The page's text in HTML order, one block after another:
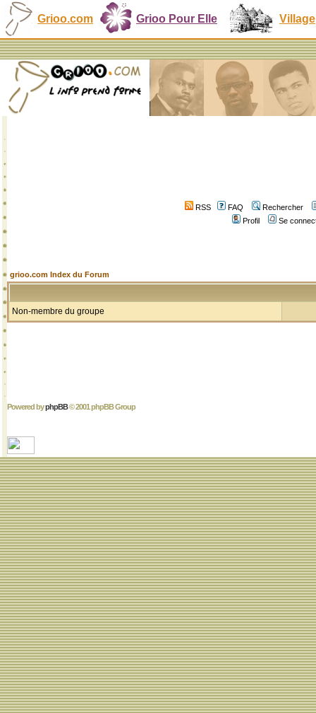
Grioo.com Grioo Pour Elle Village
RSS FAQ
Rechercher
Profil
Se
grioo.com Index du Forum
Non-membre du groupe
Powered byphpBB© 2001 phpBB Group